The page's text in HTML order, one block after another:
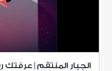
الجبار المنتقم | عرفتك